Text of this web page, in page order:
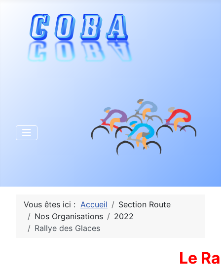
Vous êtes ici : Accueil
Section Route
Nos Organisations
2022
Rallye des Glaces
Le